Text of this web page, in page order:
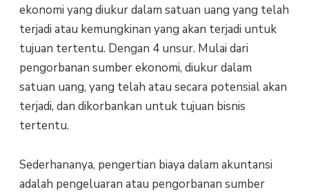
ekonomi yang diukur dalam satuan uang yang telah
terjadi atau kemungkinan yang akan terjadi untuk
tujuan tertentu. Dengan 4 unsur. Mulai dari
pengorbanan sumber ekonomi, diukur dalam
satuan uang, yang telah atau secara potensial akan
terjadi, dan dikorbankan untuk tujuan bisnis
tertentu.
Sederhananya, pengertian biaya dalam akuntansi
adalah pengeluaran atau pengorbanan sumber